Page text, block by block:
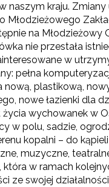
naszym kraju.
na
nie przestała
w
pełna
plastikową,
nowe łazienki dla
wychowanek w
w polu, sadzie,
kopalni – do
muzyczne,
w ramach
ze swojej